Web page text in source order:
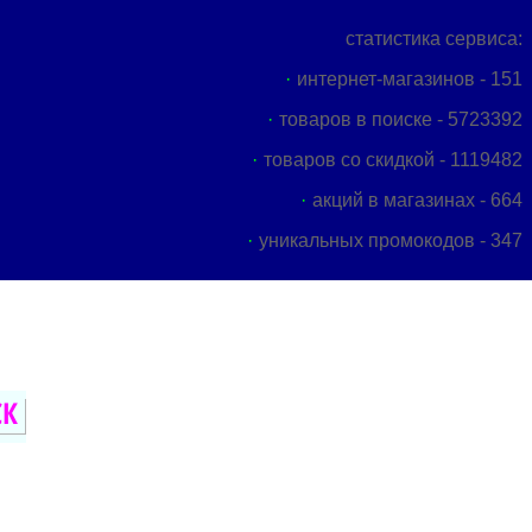
статистика сервиса:
интернет-магазинов - 151
товаров в поиске - 5723392
товаров со скидкой - 1119482
акций в магазинах - 664
уникальных промокодов - 347